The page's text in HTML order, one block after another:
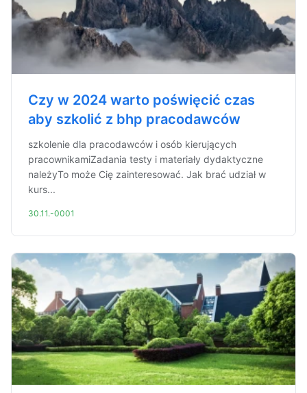
Czy w 2024 warto poświęcić czas
aby szkolić z bhp pracodawców
szkolenie dla pracodawców i osób kierujących
pracownikamiZadania testy i materiały dydaktyczne
należyTo może Cię zainteresować. Jak brać udział w
kurs...
30.11.-0001